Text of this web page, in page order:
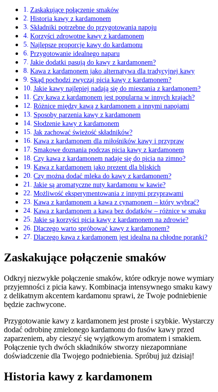
Zaskakujące połączenie‍ smaków
Historia kawy z kardamonem
Składniki ‌potrzebne ⁣do przygotowania⁤ napoju
Korzyści zdrowotne kawy z kardamonem
Najlepsze proporcje kawy ​do kardamonu
Przygotowanie idealnego naparu
Jakie dodatki pasują do kawy ⁢z‌ kardamonem?
Kawa z kardamonem jako ⁢alternatywa dla tradycyjnej kawy
Skąd pochodzi⁤ zwyczaj picia kawy z kardamonem?
Jakie kawy najlepiej nadają ‍się do mieszania z ⁤kardamonem?
Czy‍ kawa z‌ kardamonem jest popularna w‍ innych krajach?
Różnice między⁣ kawą z kardamonem a innymi napojami
Sposoby parzenia kawy z kardamonem
Słodzenie kawy z ⁣kardamonem
Jak zachować świeżość składników?
Kawa z kardamonem ‍dla‍ miłośników kawy i przypraw
Smakowe doznania podczas picia kawy z‍ kardamonem
Czy kawa ⁢z⁤ kardamonem nadaje się⁣ do picia na zimno?
Kawa z kardamonem ​jako prezent dla bliskich
Czy można dodać mleka‌ do⁣ kawy ‌z‍ kardamonem?
Jakie⁢ są​ aromatyczne nuty⁤ kardamonu w⁢ kawie?
Możliwość ⁣eksperymentowania z innymi przyprawami
Kawa z kardamonem a kawa z cynamonem – ⁤który wybrać?
Kawa ⁢z ‍kardamonem‍ a kawa bez⁢ dodatków –‍ różnice w smaku
Jakie ⁣są korzyści ⁣picia kawy z kardamonem na‌ zdrowie?
Dlaczego ​warto⁤ spróbować kawy z kardamonem?
Dlaczego‍ kawa z kardamonem ​jest‍ idealna na chłodne poranki?
Zaskakujące połączenie‍ smaków
Odkryj niezwykłe połączenie smaków, które odkryje ⁤nowe wymiary
przyjemności ‍z ​picia⁢ kawy. Kombinacja intensywnego ​smaku‍ kawy
z delikatnym akcentem kardamonu sprawi, że Twoje podniebienie⁣
będzie zachwycone.
Przygotowanie kawy z​ kardamonem jest⁣ proste i szybkie. Wystarczy
dodać odrobinę zmielonego kardamonu do fusów kawy przed
zaparzeniem,⁢ aby ​cieszyć‌ się wyjątkowym aromatem i‌ smakiem.
⁣Połączenie ‍tych ⁢dwóch składników‍ stworzy niezapomniane
doświadczenie dla Twojego podniebienia. Spróbuj już ‍dzisiaj!
Historia kawy z kardamonem